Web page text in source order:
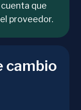
cuenta que
proveedor.
cambio